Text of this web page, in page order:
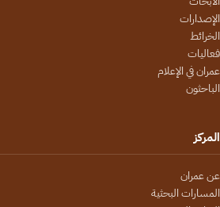
الإصدارات
الخرائط
فعاليات
عمران في الإعلام
الباحثون
المركز
عن عمران
المسارات البحثية